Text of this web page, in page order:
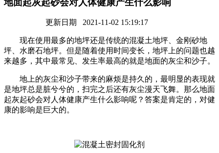
更新日期 2021-11-02 15:19:17
现在使用最多的地坪还是传统的混凝土地坪、金刚砂地
坪、水磨石地坪。但是随着使用时间变长，地坪上的问题也越
来越多，其中最常见、发生率最高的就是地面的灰尘和沙子。
地上的灰尘和沙子带来的麻烦是持久的，最明显的表现就
是地坪总是脏兮兮的，扫完之后还有灰尘漫天飞舞。那么地面
起灰起砂会对人体健康产生什么影响呢？答案是肯定的，对健
康的影响是巨大的。